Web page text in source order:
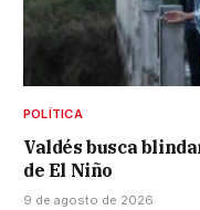
POLÍTICA
Valdés busca
de El Niño
9 de agosto de 2026